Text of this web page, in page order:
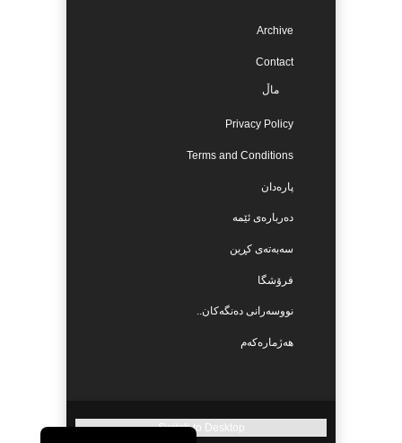
Archive
Contact
ماڵ
Privacy Policy
Terms and Conditions
پارەدان
دەربارەی ئێمە
سەبەتەی کڕین
فرۆشگا
نووسەرانی دەنگەکان..
هەژمارەکەم
Switch to Desktop